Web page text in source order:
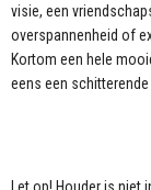
visie, een
overspannenheid of
Kortom een hele
eens een
Let op! Houder is niet